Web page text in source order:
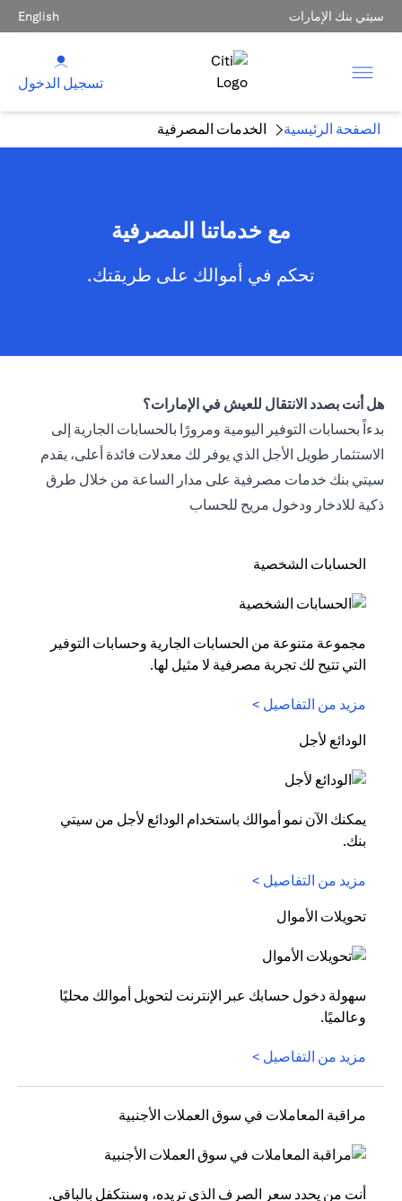
سيتي بنك الإمارات English
تسجيل الدخول
الصفحة الرئيسية الخدمات المصرفية
مع خدماتنا المصرفية
تحكم في أموالك على طريقتك.
هل أنت بصدد الانتقال للعيش في الإمارات؟
بدءاً بحسابات التوفير اليومية ومرورًا بالحسابات الجارية إلى
الاستثمار طويل الأجل الذي يوفر لك معدلات فائدة أعلى، يقدم
سيتي بنك خدمات مصرفية على مدار الساعة من خلال طرق
ذكية للادخار ودخول مريح للحساب
الحسابات الشخصية
مجموعة متنوعة من الحسابات الجارية وحسابات التوفير
التي تتيح لك تجربة مصرفية لا مثيل لها.
مزيد من التفاصيل >
الودائع لأجل
يمكنك الآن نمو أموالك باستخدام الودائع لأجل من سيتي
بنك.
مزيد من التفاصيل >
تحويلات الأموال
سهولة دخول حسابك عبر الإنترنت لتحويل أموالك محليًا
وعالميًا.
مزيد من التفاصيل >
مراقبة المعاملات في سوق العملات الأجنبية
أنت من يحدد سعر الصرف الذي تريده، وسنتكفل بالباقي.